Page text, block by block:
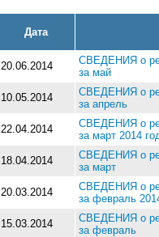
Дата
20.06.2014
СВЕДЕНИЯ о
за май
10.05.2014
СВЕДЕНИЯ о
за апрель
22.04.2014
СВЕДЕНИЯ о
за март 2014
18.04.2014
СВЕДЕНИЯ о
за март
20.03.2014
СВЕДЕНИЯ о
за февраль
15.03.2014
СВЕДЕНИЯ о
за февраль